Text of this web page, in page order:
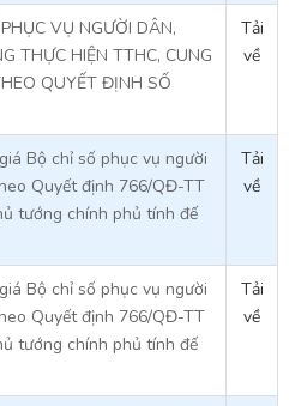
VỤ NGƯỜI DÂN,
THỰC HIỆN TTHC, CUNG
QUYẾT ĐỊNH SỐ
Tải
về
Bộ chỉ số phục vụ người
Quyết định 766/QĐ-TT
tướng chính phủ tính đế
Tải
về
Bộ chỉ số phục vụ người
Quyết định 766/QĐ-TT
tướng chính phủ tính đế
Tải
về